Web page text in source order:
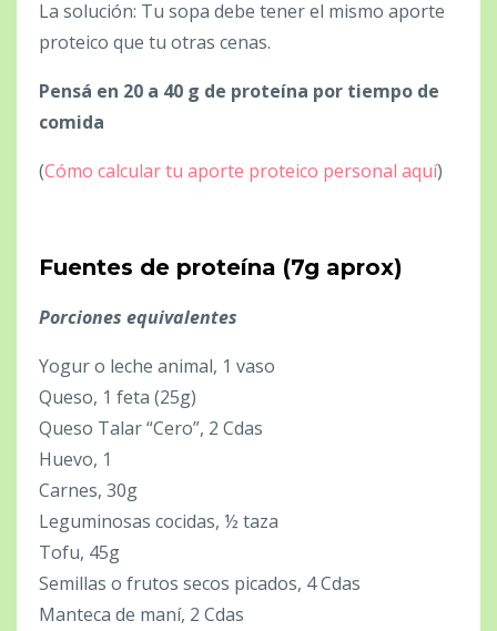
La solución: Tu sopa debe tener el mismo aporte
proteico que tu otras cenas.
Pensá en 20 a 40 g de proteína por tiempo de
comida
(Cómo calcular tu aporte proteico personal aquí)
Fuentes de proteína (7g aprox)
Porciones equivalentes
Yogur o leche animal, 1 vaso
Queso, 1 feta (25g)
Queso Talar “Cero”, 2 Cdas
Huevo, 1
Carnes, 30g
Leguminosas cocidas, ½ taza
Tofu, 45g
Semillas o frutos secos picados, 4 Cdas
Manteca de maní, 2 Cdas